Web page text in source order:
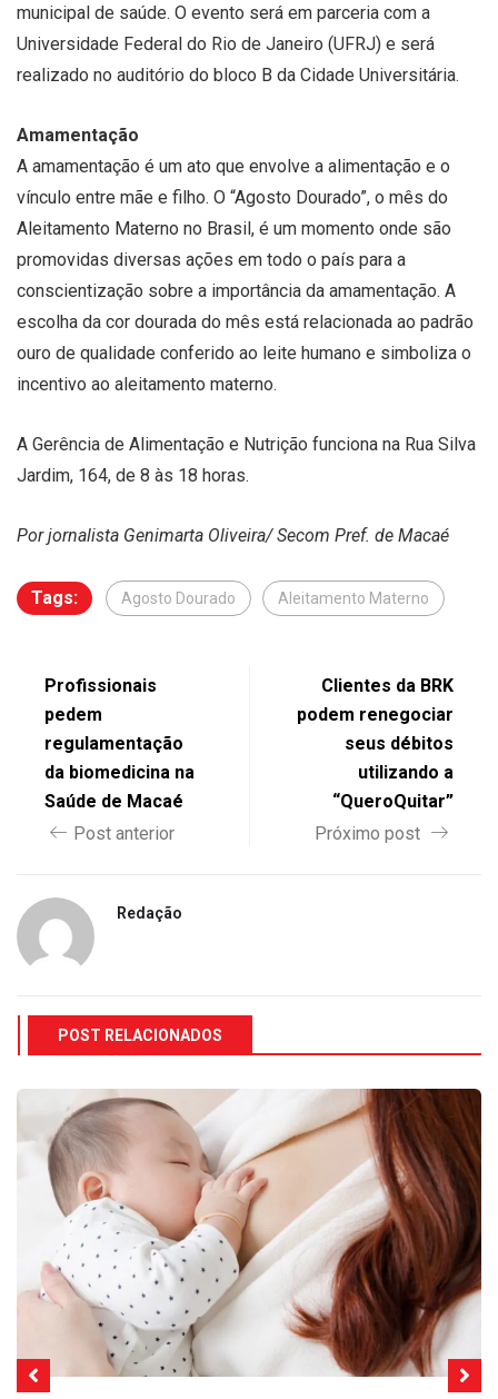
municipal de saúde. O evento será em parceria com a
Universidade Federal do Rio de Janeiro (UFRJ) e será
realizado no auditório do bloco B da Cidade Universitária.
Amamentação
A amamentação é um ato que envolve a alimentação e o
vínculo entre mãe e filho. O “Agosto Dourado”, o mês do
Aleitamento Materno no Brasil, é um momento onde são
promovidas diversas ações em todo o país para a
conscientização sobre a importância da amamentação. A
escolha da cor dourada do mês está relacionada ao padrão
ouro de qualidade conferido ao leite humano e simboliza o
incentivo ao aleitamento materno.
A Gerência de Alimentação e Nutrição funciona na Rua Silva
Jardim, 164, de 8 às 18 horas.
Por jornalista Genimarta Oliveira/ Secom Pref. de Macaé
Tags: Agosto Dourado Aleitamento Materno
Profissionais
pedem
regulamentação
da biomedicina na
Saúde de Macaé
Post anterior
Clientes da BRK
podem renegociar
seus débitos
utilizando a
“QueroQuitar”
Próximo post
Redação
POST RELACIONADOS